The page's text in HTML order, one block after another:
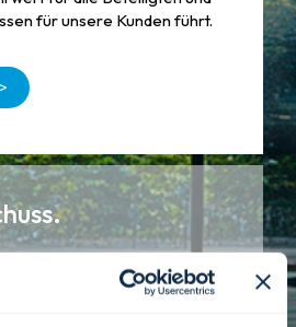
für unsere Kunden führt.